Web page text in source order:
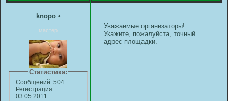
knopo •
мастер
Статистика:
Сообщений: 504
Регистрация:
03.05.2011
Уважаемые организаторы!
Укажите, пожалуйста, точный
адрес площадки.